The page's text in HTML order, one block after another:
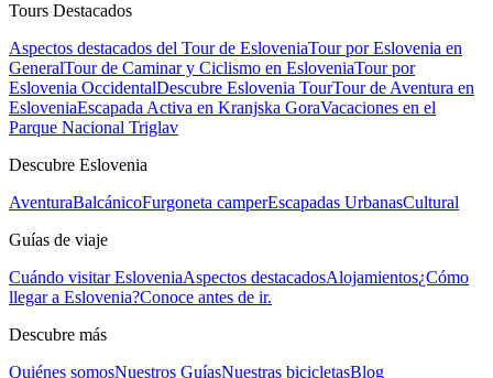
Tours Destacados
Aspectos destacados del Tour de EsloveniaTour por Eslovenia en
GeneralTour de Caminar y Ciclismo en EsloveniaTour por
Eslovenia OccidentalDescubre Eslovenia TourTour de Aventura en
EsloveniaEscapada Activa en Kranjska GoraVacaciones en el
Parque Nacional Triglav
Descubre Eslovenia
AventuraBalcánicoFurgoneta camperEscapadas UrbanasCultural
Guías de viaje
Cuándo visitar EsloveniaAspectos destacadosAlojamientos¿Cómo
llegar a Eslovenia?Conoce antes de ir.
Descubre más
Quiénes somosNuestros GuíasNuestras bicicletasBlog